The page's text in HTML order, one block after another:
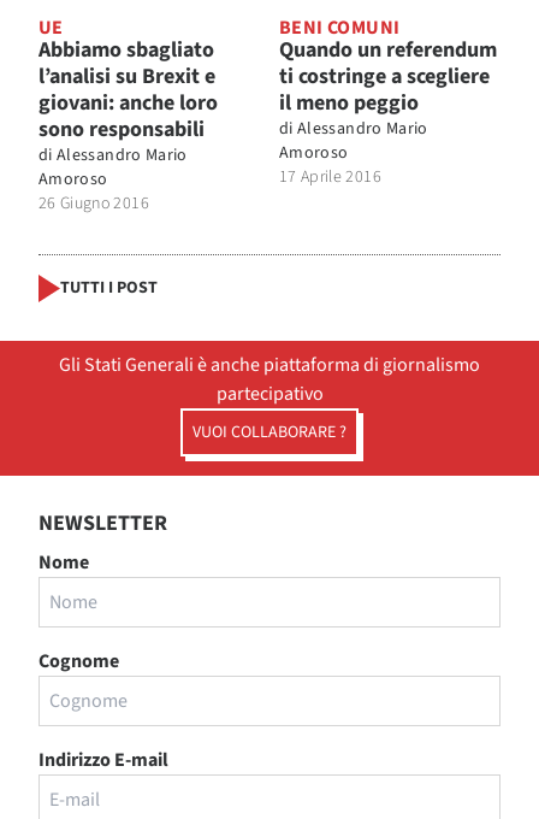
UE
Abbiamo sbagliato
l’analisi su Brexit e
giovani: anche loro
sono responsabili
di Alessandro Mario
Amoroso
26 Giugno 2016
BENI COMUNI
Quando un referendum
ti costringe a scegliere
il meno peggio
di Alessandro Mario
Amoroso
17 Aprile 2016
TUTTI I POST
Gli Stati Generali è anche piattaforma di giornalismo
partecipativo
VUOI COLLABORARE ?
NEWSLETTER
Nome
Cognome
Indirizzo E-mail